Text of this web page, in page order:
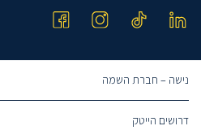
נישה – חברת השמה
דרושים הייטק